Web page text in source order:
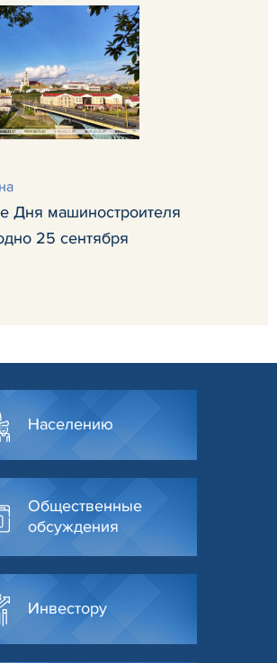
Дня машиностроителя
25 сентября
Населению
Общественные
обсуждения
Инвестору